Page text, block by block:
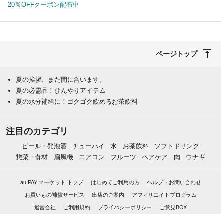
20％OFFクーポン配布中
ページトップ
夏の挨拶、まだ間に合います。
夏の必需品！ひんやりアイテム
夏の水分補給に！ゴクゴク飲めるお茶飲料
注目のカテゴリ
ビール・発泡酒 チューハイ 水 お茶飲料
ソフトドリンク
惣菜・食材
扇風機 エアコン フルーツ ヘアケア 肉 ウナギ
au PAY マーケット トップ はじめてご利用の方 ヘルプ・お問い合わせ
お買いもの補償サービス 出店のご案内 アフィリエイトプログラム
運営会社 ご利用規約 プライバシーポリシー ご意見BOX